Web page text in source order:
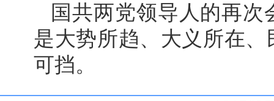
国共两党领导人的再
是大势所趋、大义所在
可挡。